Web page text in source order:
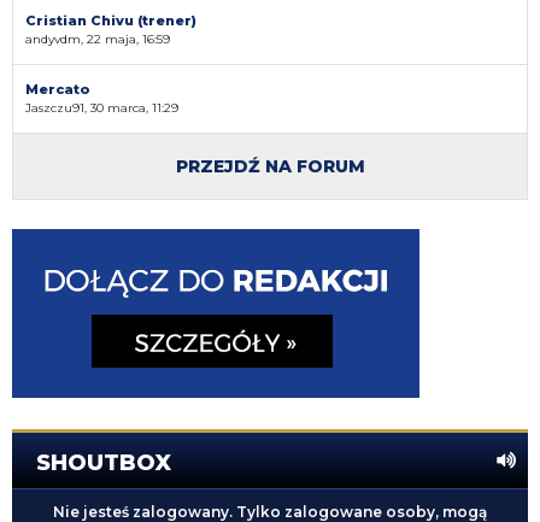
Cristian Chivu (trener)
andyvdm, 22 maja, 16:59
Mercato
Jaszczu91, 30 marca, 11:29
PRZEJDŹ NA FORUM
SHOUTBOX
Nie jesteś zalogowany. Tylko zalogowane osoby, mogą